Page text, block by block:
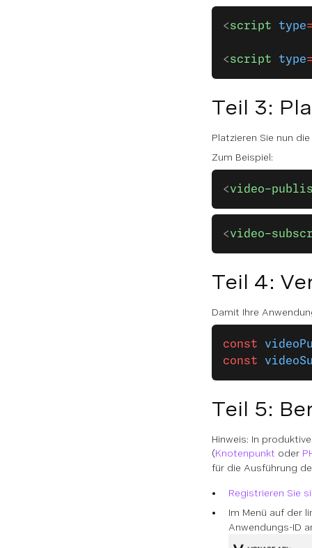
<script type
<script type
Teil 3:
Platzieren Sie nun
Zum Beispiel:
<video-
<video-
Teil 4:
Damit Ihre
const
const
Teil 5:
Hinweis: In
(Knotenpunkt oder
für die Ausführung
Registrieren Sie
Im Menü auf der
Anwendungs-ID